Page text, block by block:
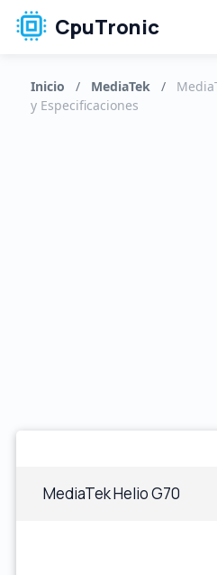
CpuTronic
Inicio / MediaTek /
y Especificaciones
MediaTek Helio G70